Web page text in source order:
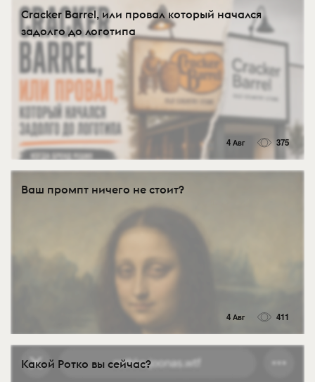
Cracker Barrel, или провал который начался
задолго до логотипа
4 Авг 375
Ваш промпт ничего не стоит?
4 Авг 411
Какой Ротко вы сейчас?